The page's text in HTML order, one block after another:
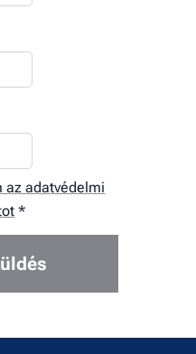
az adatvédelmi